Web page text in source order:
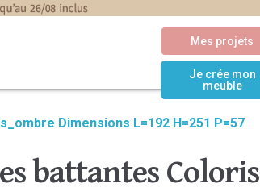
Mes projets
Je crée mon
meuble
Dimensions L=192 H=251 P=57
battantes Coloris